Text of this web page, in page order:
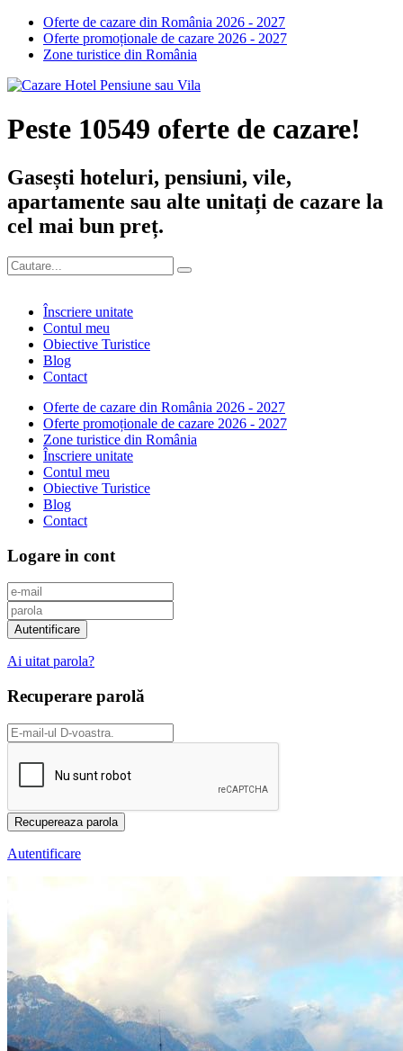
Oferte de cazare din România 2026 - 2027
Oferte promoționale de cazare 2026 - 2027
Zone turistice din România
Peste 10549 oferte de cazare!
Gasești hoteluri, pensiuni, vile,
apartamente sau alte unitați de cazare la
cel mai bun preț.
Înscriere unitate
Contul meu
Obiective Turistice
Blog
Contact
Oferte de cazare din România 2026 - 2027
Oferte promoționale de cazare 2026 - 2027
Zone turistice din România
Înscriere unitate
Contul meu
Obiective Turistice
Blog
Contact
Logare in cont
Ai uitat parola?
Recuperare parolă
Autentificare